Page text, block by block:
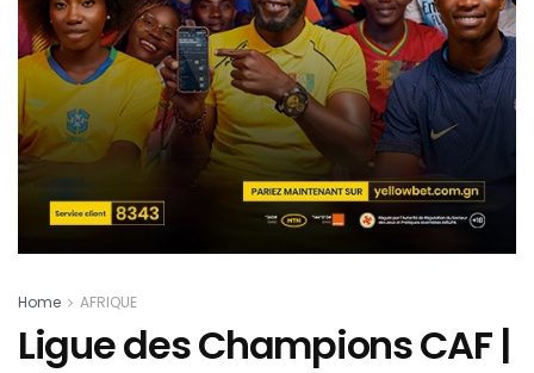
Home AFRIQUE
Ligue des Champions CAF |